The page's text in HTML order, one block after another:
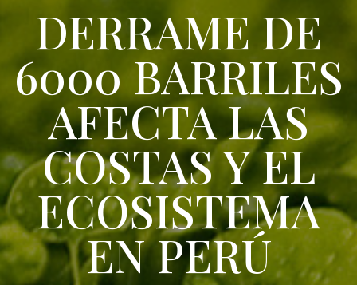
DERRAME DE
6000 BARRILES
AFECTA LAS
COSTAS Y EL
ECOSISTEMA
EN PERÚ